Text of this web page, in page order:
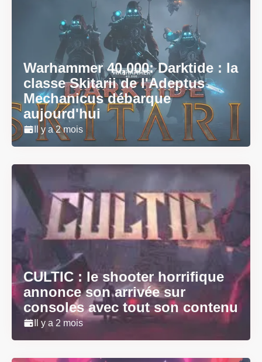
Warhammer 40,000: Darktide : la
classe Skitarii de l'Adeptus
Mechanicus débarque
aujourd'hui
Il y a 2 mois
CULTIC : le shooter horrifique
annonce son arrivée sur
consoles avec tout son contenu
Il y a 2 mois